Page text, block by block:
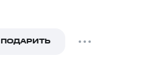
ПОДАРИТЬ